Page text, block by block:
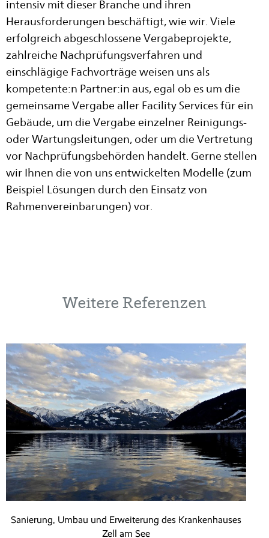
intensiv mit dieser Branche und ihren
Herausforderungen beschäftigt, wie wir. Viele
erfolgreich abgeschlossene Vergabeprojekte,
zahlreiche Nachprüfungsverfahren und
einschlägige Fachvorträge weisen uns als
kompetente:n Partner:in aus, egal ob es um die
gemeinsame Vergabe aller Facility Services für ein
Gebäude, um die Vergabe einzelner Reinigungs-
oder Wartungsleitungen, oder um die Vertretung
vor Nachprüfungsbehörden handelt. Gerne stellen
wir Ihnen die von uns entwickelten Modelle (zum
Beispiel Lösungen durch den Einsatz von
Rahmenvereinbarungen) vor.
Weitere Referenzen
Sanierung, Umbau und Erweiterung des Krankenhauses
Zell am See